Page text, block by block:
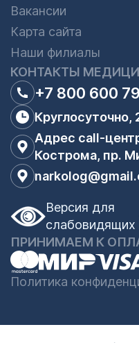
Вакансии
Карта сайта
Наши филиалы
КОНТАКТЫ
+7 800 600
Круглосуточно,
Адрес call-
Кострома, пр.
Версия для
слабовидящих
ПРИНИМАЕМ К
Политика